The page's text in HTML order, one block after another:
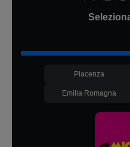
Piacenza
Emilia Romagna